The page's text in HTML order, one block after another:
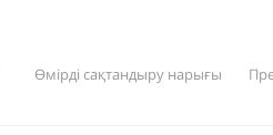
Өмірді сақтандыру нарығы